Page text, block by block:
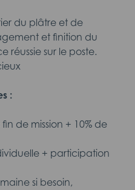
du plâtre et de
et finition du
réussie sur le poste.
:
de mission + 10% de
+ participation
si besoin,